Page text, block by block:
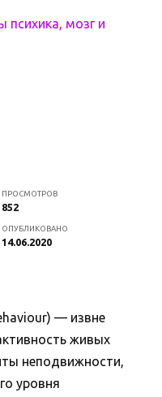
психика, мозг и
ПРОСМОТРОВ
852
ОПУБЛИКОВАНО
14.06.2020
— извне
живых
неподвижности,
уровня